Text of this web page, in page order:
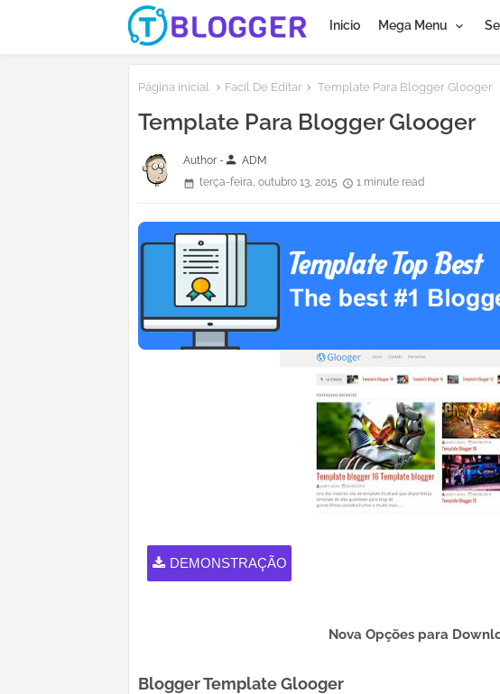
Inicio Mega Menu
Página inicial Facil De Editar Template Para Blogger Glooger
Template Para Blogger Glooger
Author -person ADM
terça-feira, outubro 13, 2015
1 minute read
DEMONSTRAÇÃO
Nova Opções para
Blogger Template Glooger